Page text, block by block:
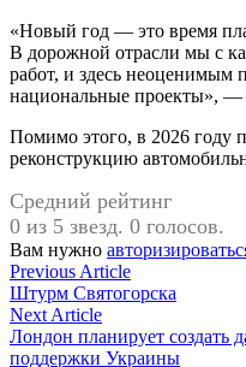
«Новый год — это время
В дорожной отрасли мы с
работ, и здесь неоценимым
национальные проекты», —
Помимо этого, в 2026 году
реконструкцию
Средний рейтинг
0 из 5 звезд. 0 голосов.
Вам нужно
Навигация
по
записям
Previous ArticlePrevious
article:
Штурм Святогорска
Next ArticleNext
article:
Лондон планирует создать
поддержки Украины